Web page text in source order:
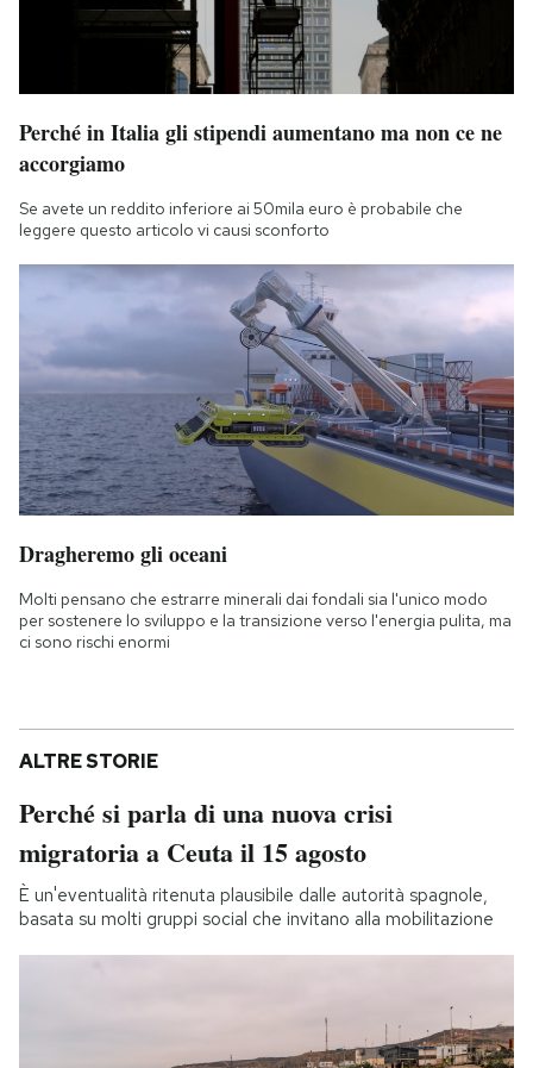
Perché in Italia gli stipendi aumentano ma non ce ne
accorgiamo
Se avete un reddito inferiore ai 50mila euro è probabile che
leggere questo articolo vi causi sconforto
Dragheremo gli oceani
Molti pensano che estrarre minerali dai fondali sia l'unico modo
per sostenere lo sviluppo e la transizione verso l'energia pulita, ma
ci sono rischi enormi
ALTRE STORIE
Perché si parla di una nuova crisi
migratoria a Ceuta il 15 agosto
È un'eventualità ritenuta plausibile dalle autorità spagnole,
basata su molti gruppi social che invitano alla mobilitazione